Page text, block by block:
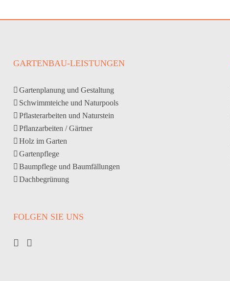
GARTENBAU-LEISTUNGEN
Gartenplanung und Gestaltung
Schwimmteiche und Naturpools
Pflasterarbeiten und Naturstein
Pflanzarbeiten / Gärtner
Holz im Garten
Gartenpflege
Baumpflege und Baumfällungen
Dachbegrünung
FOLGEN SIE UNS